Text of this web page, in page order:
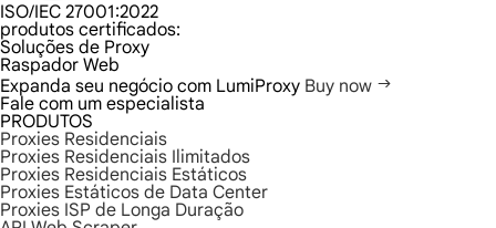
ISO/IEC 27001:2022
produtos certificados:
Soluções de Proxy
Raspador Web
Expanda seu negócio com LumiProxy Buy now
Fale com um especialista
PRODUTOS
Proxies Residenciais
Proxies Residenciais Ilimitados
Proxies Residenciais Estáticos
Proxies Estáticos de Data Center
Proxies ISP de Longa Duração